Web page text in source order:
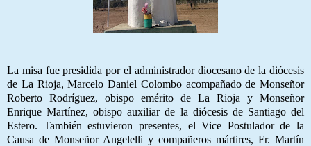
La misa fue presidida por el administrador diocesano de la diócesis
de La Rioja, Marcelo Daniel Colombo acompañado de Monseñor
Roberto Rodríguez, obispo emérito de La Rioja y Monseñor
Enrique Martínez, obispo auxiliar de la diócesis de Santiago del
Estero. También estuvieron presentes, el Vice Postulador de la
Causa de Monseñor Angelelli y compañeros mártires, Fr. Martín